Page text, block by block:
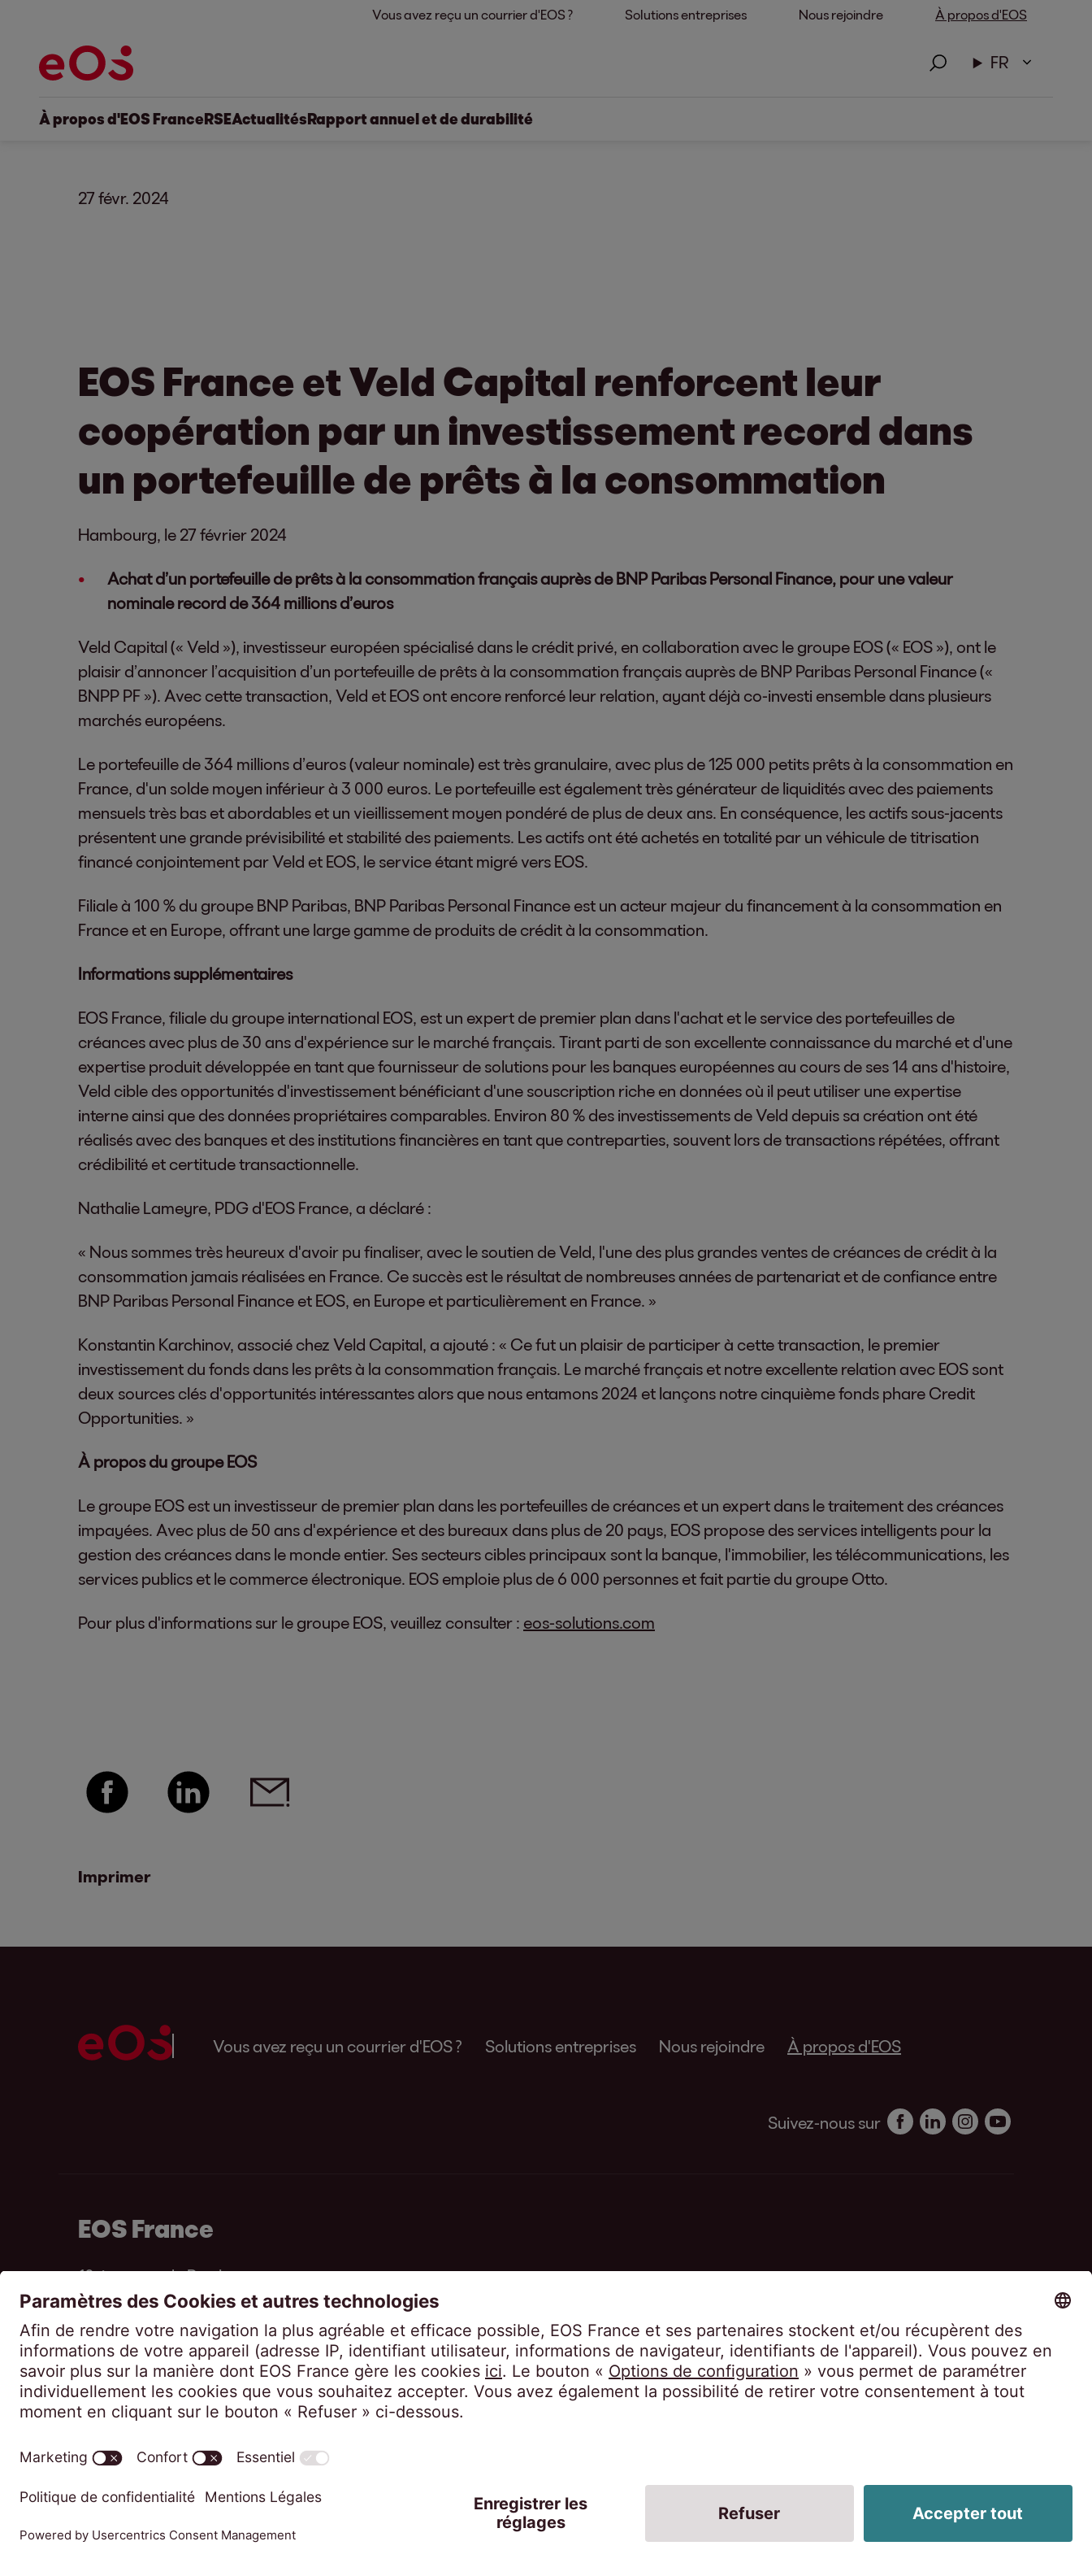
Vous avez reçu un courrier d'EOS ? Solutions entreprises Nous rejoindre À propos d'EOS
FR
À propos d'EOS FranceRSEActualitésRapport annuel et de durabilité
27 févr. 2024
EOS France et Veld Capital renforcent leur
coopération par un investissement record dans
un portefeuille de prêts à la consommation
Hambourg, le 27 février 2024
Achat d’un portefeuille de prêts à la consommation français auprès de BNP Paribas Personal Finance, pour une valeur
nominale record de 364 millions d’euros
Veld Capital (« Veld »), investisseur européen spécialisé dans le crédit privé, en collaboration avec le groupe EOS (« EOS »), ont le
plaisir d’annoncer l’acquisition d’un portefeuille de prêts à la consommation français auprès de BNP Paribas Personal Finance («
BNPP PF »). Avec cette transaction, Veld et EOS ont encore renforcé leur relation, ayant déjà co-investi ensemble dans plusieurs
marchés européens.
Le portefeuille de 364 millions d’euros (valeur nominale) est très granulaire, avec plus de 125 000 petits prêts à la consommation en
France, d'un solde moyen inférieur à 3 000 euros. Le portefeuille est également très générateur de liquidités avec des paiements
mensuels très bas et abordables et un vieillissement moyen pondéré de plus de deux ans. En conséquence, les actifs sous-jacents
présentent une grande prévisibilité et stabilité des paiements. Les actifs ont été achetés en totalité par un véhicule de titrisation
financé conjointement par Veld et EOS, le service étant migré vers EOS.
Filiale à 100 % du groupe BNP Paribas, BNP Paribas Personal Finance est un acteur majeur du financement à la consommation en
France et en Europe, offrant une large gamme de produits de crédit à la consommation.
Informations supplémentaires
EOS France, filiale du groupe international EOS, est un expert de premier plan dans l'achat et le service des portefeuilles de
créances avec plus de 30 ans d'expérience sur le marché français. Tirant parti de son excellente connaissance du marché et d'une
expertise produit développée en tant que fournisseur de solutions pour les banques européennes au cours de ses 14 ans d'histoire,
Veld cible des opportunités d'investissement bénéficiant d'une souscription riche en données où il peut utiliser une expertise
interne ainsi que des données propriétaires comparables. Environ 80 % des investissements de Veld depuis sa création ont été
réalisés avec des banques et des institutions financières en tant que contreparties, souvent lors de transactions répétées, offrant
crédibilité et certitude transactionnelle.
Nathalie Lameyre, PDG d'EOS France, a déclaré :
« Nous sommes très heureux d'avoir pu finaliser, avec le soutien de Veld, l'une des plus grandes ventes de créances de crédit à la
consommation jamais réalisées en France. Ce succès est le résultat de nombreuses années de partenariat et de confiance entre
BNP Paribas Personal Finance et EOS, en Europe et particulièrement en France. »
Konstantin Karchinov, associé chez Veld Capital, a ajouté : « Ce fut un plaisir de participer à cette transaction, le premier
investissement du fonds dans les prêts à la consommation français. Le marché français et notre excellente relation avec EOS sont
deux sources clés d'opportunités intéressantes alors que nous entamons 2024 et lançons notre cinquième fonds phare Credit
Opportunities. »
À propos du groupe EOS
Le groupe EOS est un investisseur de premier plan dans les portefeuilles de créances et un expert dans le traitement des créances
impayées. Avec plus de 50 ans d'expérience et des bureaux dans plus de 20 pays, EOS propose des services intelligents pour la
gestion des créances dans le monde entier. Ses secteurs cibles principaux sont la banque, l'immobilier, les télécommunications, les
services publics et le commerce électronique. EOS emploie plus de 6 000 personnes et fait partie du groupe Otto.
Pour plus d'informations sur le groupe EOS, veuillez consulter : eos-solutions.com
Imprimer
Vous avez reçu un courrier d'EOS ? Solutions entreprises Nous rejoindre À propos d'EOS
Suivez-nous sur
EOS France
10, impasse de Presles
75726 Paris CEDEX 15
France
Politique de confidentialité Mentions légales
Modifier les paramètres des cookies